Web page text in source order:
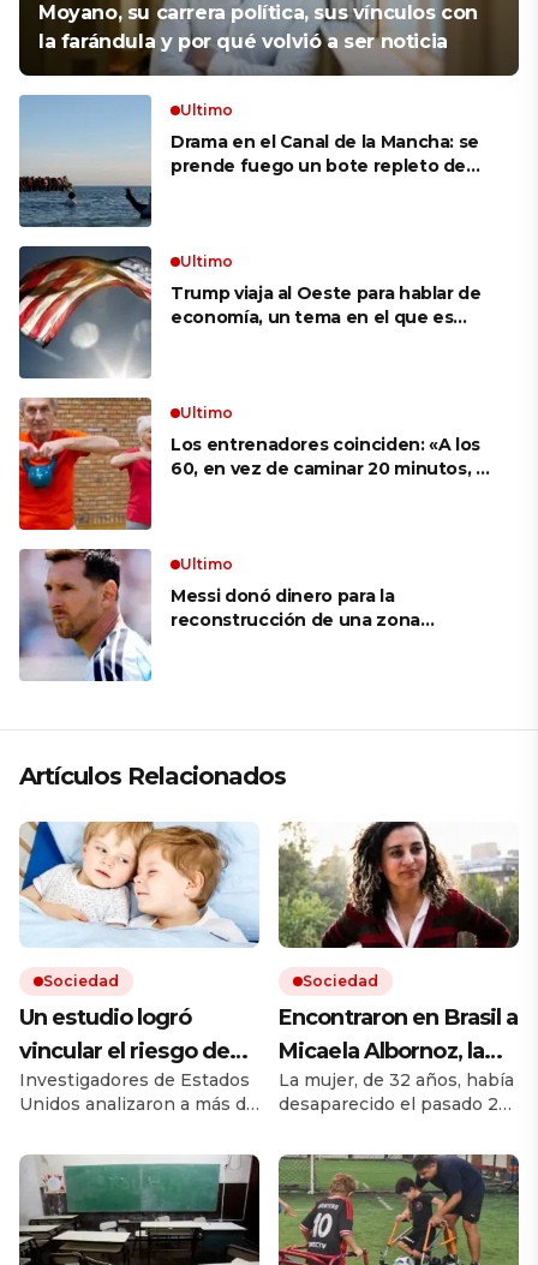
Moyano, su carrera política, sus vínculos con
la farándula y por qué volvió a ser noticia
Ultimo
Drama en el Canal de la Mancha: se
prende fuego un bote repleto de
Ultimo
Trump viaja al Oeste para hablar de
economía, un tema en el que es
Ultimo
Los entrenadores coinciden: «A los
60, en vez de caminar 20 minutos, es
Ultimo
Messi donó dinero para la
reconstrucción de una zona
Artículos Relacionados
Sociedad
Un estudio logró
vincular el riesgo de
padecer algunas
enfermedades clave a
si se es hermano
mayor o menor
Investigadores de Estados
Unidos analizaron a más de
de más de 5 millones de
familias. Encontraron que
en el desarrollo de 150
enfermedades y trastornos
tiene un impacto
Sociedad
Encontraron en Brasil a
Micaela Albornoz, la
rosarina buscada
desde hace más de un
mes
La mujer, de 32 años, había
desaparecido el pasado 24
motivó una recompensa
millonaria para obtener
información sobre su
paradero. Fue identificada
en Florianópolis mediante